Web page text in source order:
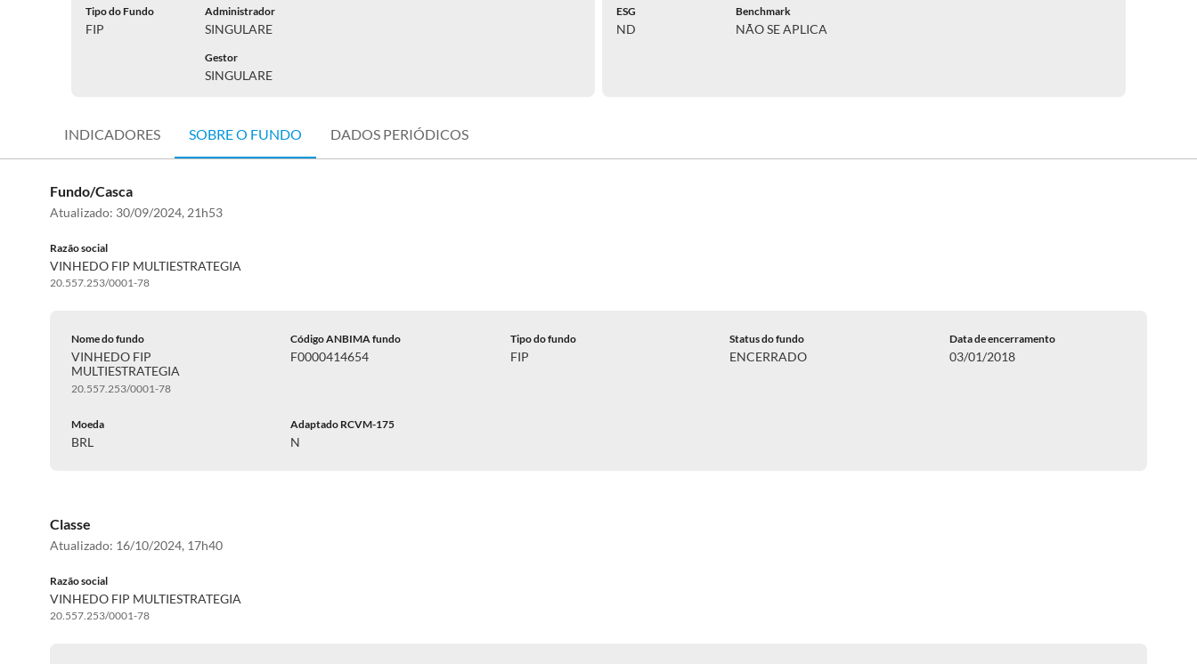
Tipo do Fundo
FIP
Administrador
SINGULARE
Gestor
SINGULARE
ESG
ND
Benchmark
NÃO SE APLICA
INDICADORES SOBRE O FUNDO DADOS PERIÓDICOS
Fundo/Casca
Atualizado: 30/09/2024, 21h53
Razão social
VINHEDO FIP MULTIESTRATEGIA
20.557.253/0001-78
Nome do fundo
VINHEDO FIP
MULTIESTRATEGIA
20.557.253/0001-78
Código ANBIMA fundo
F0000414654
Tipo do fundo
FIP
Status do fundo
ENCERRADO
Data de encerramento
03/01/2018
Moeda
BRL
Adaptado RCVM-175
N
Classe
Atualizado: 16/10/2024, 17h40
Razão social
VINHEDO FIP MULTIESTRATEGIA
20.557.253/0001-78